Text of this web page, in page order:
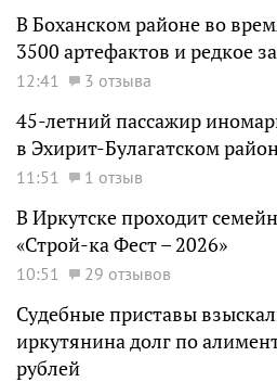
В Боханском районе во
3500 артефактов и редкое
12:41 3 отзыва
45-летний пассажир
в Эхирит-Булагатском
11:51 1 отзыв
В Иркутске проходит
«Строй-ка Фест – 2026»
10:51 29 отзывов
Судебные приставы
иркутянина долг по
рублей